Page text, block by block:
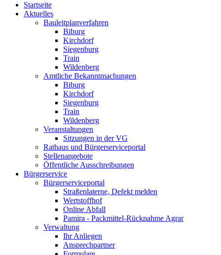
Startseite
Aktuelles
Bauleitplanverfahren
Biburg
Kirchdorf
Siegenburg
Train
Wildenberg
Amtliche Bekanntmachungen
Biburg
Kirchdorf
Siegenburg
Train
Wildenberg
Veranstaltungen
Sitzungen in der VG
Rathaus und Bürgerserviceportal
Stellenangebote
Öffentliche Ausschreibungen
Bürgerservice
Bürgerserviceportal
Straßenlaterne, Defekt melden
Wertstoffhof
Online Abfall
Pamira - Packmittel-Rücknahme Agrar
Verwaltung
Ihr Anliegen
Ansprechpartner